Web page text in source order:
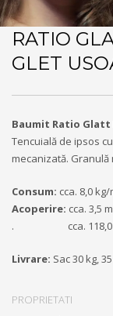
RATIO
GLET
Baumit Ratio Glatt
Tencuială de ipsos
mecanizată. Granulă
Consum: cca. 8,0 kg/
Acoperire: cca. 3,5
. cca. 118,0 m²/
Livrare: Sac 30 kg,
PROPRIETATI